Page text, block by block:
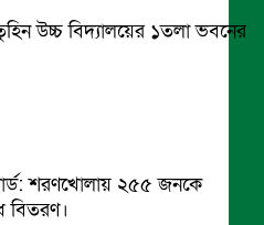
উচ্চ বিদ্যালয়ের ১তলা ভবনের
শরণখোলায় ২৫৫ জনকে
বিতরণ।